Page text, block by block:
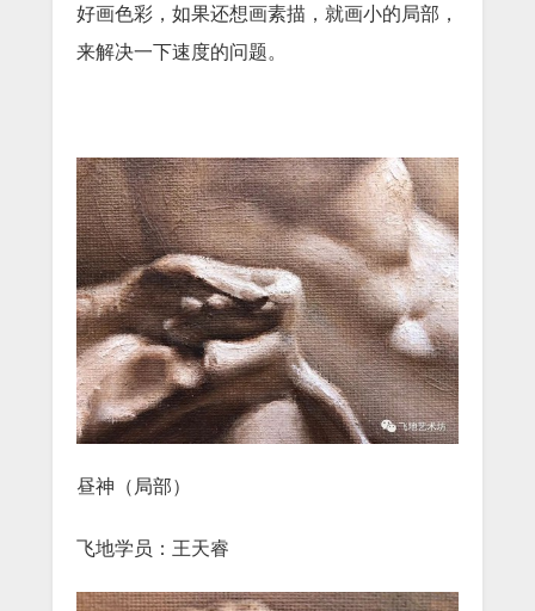
好画色彩，如果还想画素描，就画小的局部，
来解决一下速度的问题。
昼神（局部）
飞地学员：王天睿